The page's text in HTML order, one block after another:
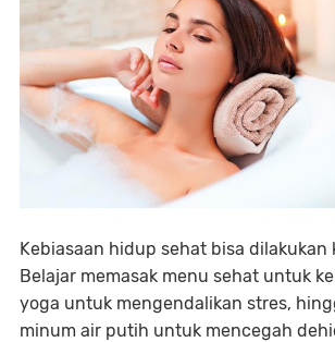
Kebiasaan hidup sehat bisa dilakukan
Belajar memasak menu sehat untuk
yoga untuk mengendalikan stres,
minum air putih untuk mencegah